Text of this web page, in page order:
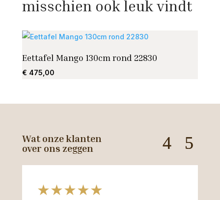
misschien ook leuk vindt
Eettafel Mango 130cm rond 22830
€ 475,00
Wat onze klanten
over ons zeggen
★★★★★